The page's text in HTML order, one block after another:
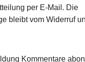
per E-Mail. Die
bleibt vom Widerruf
Kommentare